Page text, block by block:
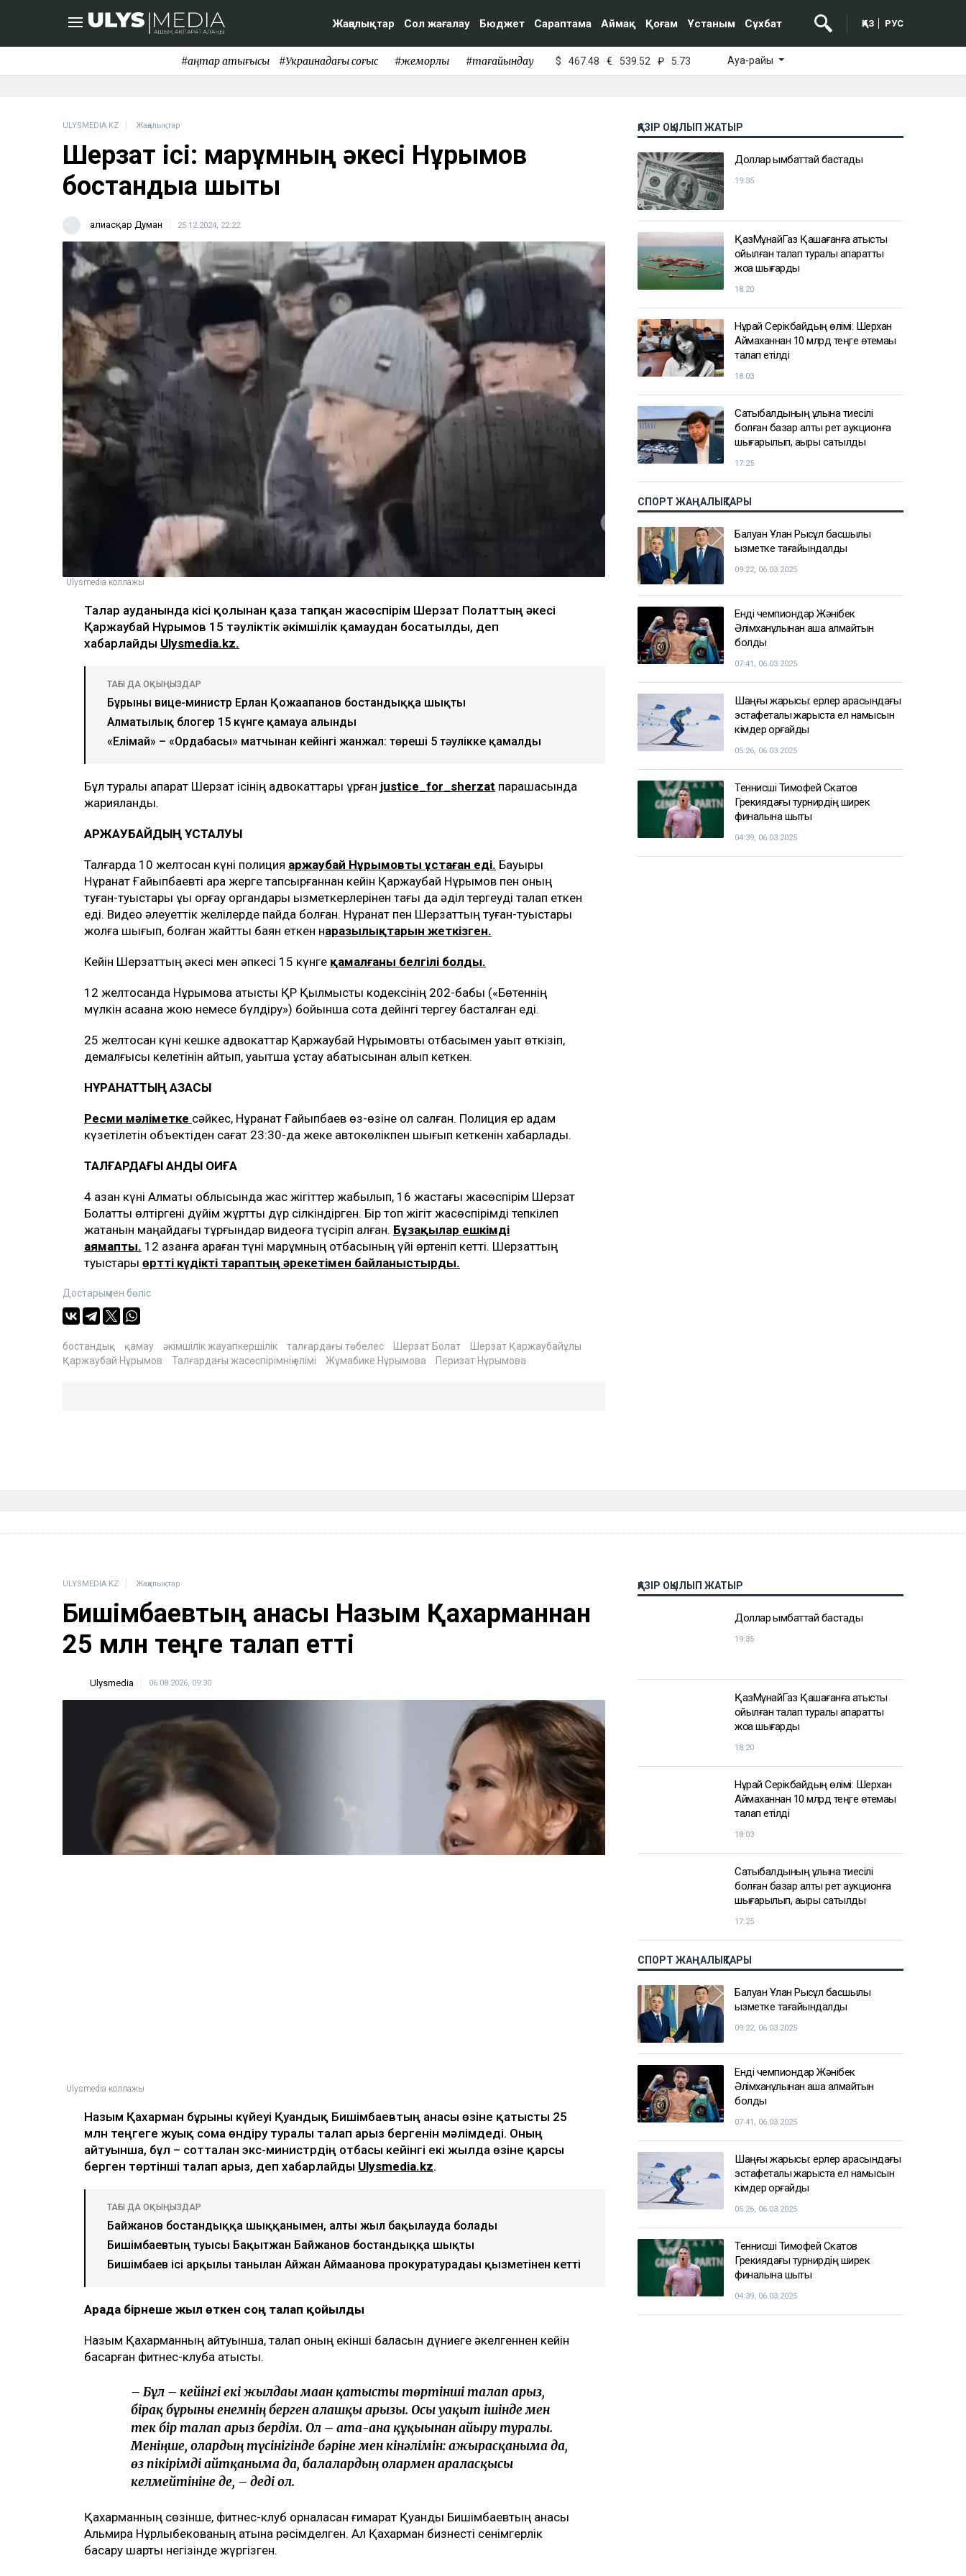
Жаңалықтар Сол жағалау Бюджет Сараптама Аймақ Қоғам Ұстаным Сұхбат ҚАЗ РУС
#қаңтар қақтығысы #Украинадағы соғыс #жемқорлық #тағайындау $ 467.48 € 539.52 ₽ 5.73 Ауа-райы
ULYSMEDIA.KZ Жаңалықтар
Шерзат ісі: марқұмның әкесі Нұрымов
бостандыққа шықты
Ғалиасқар Думан 25.12.2024, 22:22
Ulysmedia коллажы
Талғар ауданында кісі қолынан қаза тапқан жасөспірім Шерзат Полаттың әкесі
Қаржаубай Нұрымов 15 тәуліктік әкімшілік қамаудан босатылды, деп
хабарлайды Ulysmedia.kz.
ТАҒЫ ДА ОҚЫҢЫЗДАР
Бұрынғы вице-министр Ерлан Қожағапанов бостандыққа шықты
Алматылық блогер 15 күнге қамауға алынды
«Елімай» – «Ордабасы» матчынан кейінгі жанжал: төреші 5 тәулікке қамалды
Бұл туралы ақпарат Шерзат ісінің адвокаттары құрған justice_for_sherzat парақшасында
жарияланды.
ҚАРЖАУБАЙДЫҢ ҰСТАЛУЫ
Талғарда 10 желтоқсан күні полиция Қаржаубай Нұрымовты ұстаған еді. Бауыры
Нұрқанат Ғайыпбаевті қара жерге тапсырғаннан кейін Қаржаубай Нұрымов пен оның
туған-туыстары құқық қорғау органдары қызметкерлерінен тағы да әділ тергеуді талап еткен
еді. Видео әлеуеттік желілерде пайда болған. Нұрқанат пен Шерзаттың туған-туыстары
жолға шығып, болған жайтты баян еткен наразылықтарын жеткізген.
Кейін Шерзаттың әкесі мен әпкесі 15 күнге қамалғаны белгілі болды.
12 желтоқсанда Нұрымовқа қатысты ҚР Қылмыстық кодексінің 202-бабы («Бөтеннің
мүлкін қасақана жою немесе бүлдіру») бойынша сотқа дейінгі тергеу басталған еді.
25 желтоқсан күні кешке адвокаттар Қаржаубай Нұрымовты отбасымен уақыт өткізіп,
демалғысы келетінін айтып, уақытша ұстау абақтысынан алып кеткен.
НҰРҚАНАТТЫҢ ҚАЗАСЫ
Ресми мәліметке сәйкес, Нұрқанат Ғайыпбаев өз-өзіне қол салған. Полиция ер адам
күзетілетін объектіден сағат 23:30-да жеке автокөлікпен шығып кеткенін хабарлады.
ТАЛҒАРДАҒЫ ҚАНДЫ ОҚИҒА
4 қазан күні Алматы облысында жас жігіттер жабылып, 16 жастағы жасөспірім Шерзат
Болатты өлтіргені дүйім жұртты дүр сілкіндірген. Бір топ жігіт жасөспірімді тепкілеп
жатқанын маңайдағы тұрғындар видеоға түсіріп алған. Бұзақылар ешкімді
аямапты. 12 қазанға қараған түні марқұмның отбасының үйі өртеніп кетті. Шерзаттың
туыстары өртті күдікті тараптың әрекетімен байланыстырды.
Достарыңмен бөліс
бостандық қамау әкімшілік жауапкершілік талғардағы төбелес Шерзат Болат
Шерзат Қаржаубайұлы
Қаржаубай Нұрымов
Талғардағы жасөспірімнің өлімі Жұмабике Нұрымова Перизат Нұрымова
ҚАЗІР ОҚЫЛЫП ЖАТЫР
Доллар қымбаттай бастады
19:35
ҚазМұнайГаз Қашағанға қатысты
қойылған талап туралы ақпаратты
жоққа шығарды
18:20
Нұрай Серікбайдың өлімі: Шерхан
Аймаханнан 10 млрд теңге өтемақы
талап етілді
18:03
Сатыбалдының ұлына тиесілі
болған базар алты рет аукционға
шығарылып, ақыры сатылды
17:25
СПОРТ ЖАҢАЛЫҚТАРЫ
Балуан Ұлан Рысқұл басшылық
қызметке тағайындалды
09:22, 06.03.2025
Енді чемпиондар Жәнібек
Әлімханұлынан қаша алмайтын
болды
07:41, 06.03.2025
Шаңғы жарысы: ерлер арасындағы
эстафеталық жарыста ел намысын
кімдер қорғайды
05:26, 06.03.2025
Теннисші Тимофей Скатов
Грекиядағы турнирдің ширек
финалына шықты
04:39, 06.03.2025
ULYSMEDIA.KZ Жаңалықтар
Бишімбаевтың анасы Назым Қахарманнан
25 млн теңге талап етті
Ulysmedia 06.08.2026, 09:30
Ulysmedia коллажы
Назым Қахарман бұрынғы күйеуі Қуандық Бишімбаевтың анасы өзіне қатысты 25
млн теңгеге жуық сома өндіру туралы талап арыз бергенін мәлімдеді. Оның
айтуынша, бұл – сотталған экс-министрдің отбасы кейінгі екі жылда өзіне қарсы
берген төртінші талап арыз, деп хабарлайды Ulysmedia.kz.
ТАҒЫ ДА ОҚЫҢЫЗДАР
Байжанов бостандыққа шыққанымен, алты жыл бақылауда болады
Бишімбаевтың туысы Бақытжан Байжанов бостандыққа шықты
Бишімбаев ісі арқылы танылған Айжан Аймағанова прокуратурадағы қызметінен кетті
Арада бірнеше жыл өткен соң талап қойылды
Назым Қахарманның айтуынша, талап оның екінші баласын дүниеге әкелгеннен кейін
басқарған фитнес-клубқа қатысты.
– Бұл – кейінгі екі жылдағы маған қатысты төртінші талап арыз,
бірақ бұрынғы енемнің берген алғашқы арызы. Осы уақыт ішінде мен
тек бір талап арыз бердім. Ол – ата-ана құқығынан айыру туралы.
Меніңше, олардың түсінігінде бәріне мен кінәлімін: ажырасқаныма да,
өз пікірімді айтқаныма да, балалардың олармен араласқысы
келмейтініне де, – деді ол.
Қахарманның сөзінше, фитнес-клуб орналасқан ғимарат Қуандық Бишімбаевтың анасы
Альмира Нұрлыбекованың атына рәсімделген. Ал Қахарман бизнесті сенімгерлік
басқару шарты негізінде жүргізген.
ҚАЗІР ОҚЫЛЫП ЖАТЫР
Доллар қымбаттай бастады
19:35
ҚазМұнайГаз Қашағанға қатысты
қойылған талап туралы ақпаратты
жоққа шығарды
18:20
Нұрай Серікбайдың өлімі: Шерхан
Аймаханнан 10 млрд теңге өтемақы
талап етілді
18:03
Сатыбалдының ұлына тиесілі
болған базар алты рет аукционға
шығарылып, ақыры сатылды
17:25
СПОРТ ЖАҢАЛЫҚТАРЫ
Балуан Ұлан Рысқұл басшылық
қызметке тағайындалды
09:22, 06.03.2025
Енді чемпиондар Жәнібек
Әлімханұлынан қаша алмайтын
болды
07:41, 06.03.2025
Шаңғы жарысы: ерлер арасындағы
эстафеталық жарыста ел намысын
кімдер қорғайды
05:26, 06.03.2025
Теннисші Тимофей Скатов
Грекиядағы турнирдің ширек
финалына шықты
04:39, 06.03.2025